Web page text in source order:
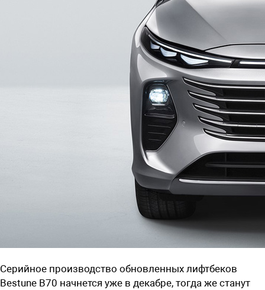
Серийное производство обновленных лифтбеков
Bestune B70 начнется уже в декабре, тогда же станут